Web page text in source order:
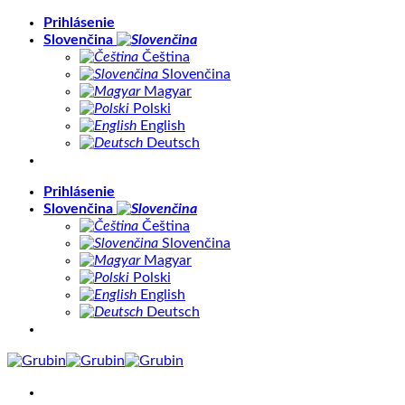
Skip
Prihlásenie
Slovenčina
Čeština
Slovenčina
Magyar
Polski
English
Deutsch
Prihlásenie
Slovenčina
Čeština
Slovenčina
Magyar
Polski
English
Deutsch